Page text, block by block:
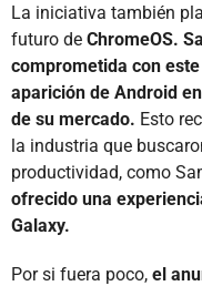
La iniciativa también
futuro de ChromeOS.
comprometida con
aparición de Android
de su mercado. Esto
la industria que
productividad, como
ofrecido una
Galaxy.
Por si fuera poco, el